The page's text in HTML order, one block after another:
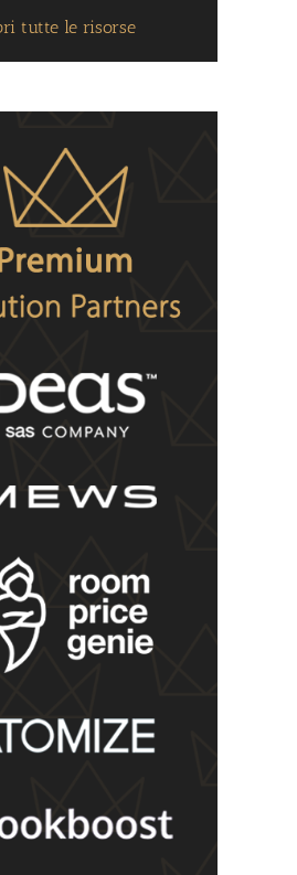
tutte le risorse